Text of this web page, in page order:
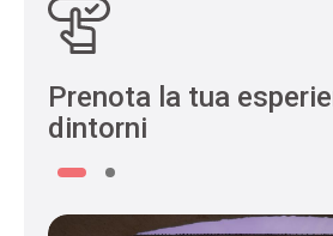
Prenota la tua
dintorni